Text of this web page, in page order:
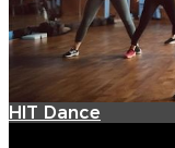
HIT Dance